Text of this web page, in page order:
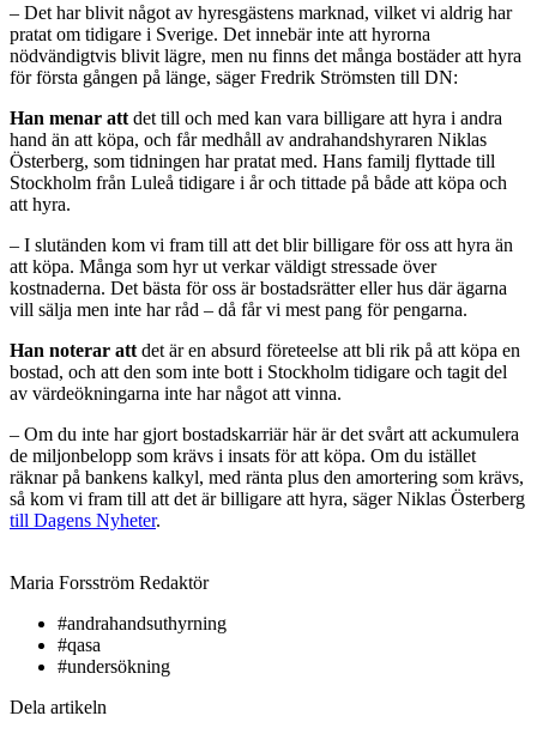
– Det har blivit något av hyresgästens marknad, vilket vi aldrig har
pratat om tidigare i Sverige. Det innebär inte att hyrorna
nödvändigtvis blivit lägre, men nu finns det många bostäder att hyra
för första gången på länge, säger Fredrik Strömsten till DN:
Han menar att det till och med kan vara billigare att hyra i andra
hand än att köpa, och får medhåll av andrahandshyraren Niklas
Österberg, som tidningen har pratat med. Hans familj flyttade till
Stockholm från Luleå tidigare i år och tittade på både att köpa och
att hyra.
– I slutänden kom vi fram till att det blir billigare för oss att hyra än
att köpa. Många som hyr ut verkar väldigt stressade över
kostnaderna. Det bästa för oss är bostadsrätter eller hus där ägarna
vill sälja men inte har råd – då får vi mest pang för pengarna.
Han noterar att det är en absurd företeelse att bli rik på att köpa en
bostad, och att den som inte bott i Stockholm tidigare och tagit del
av värdeökningarna inte har något att vinna.
– Om du inte har gjort bostadskarriär här är det svårt att ackumulera
de miljonbelopp som krävs i insats för att köpa. Om du istället
räknar på bankens kalkyl, med ränta plus den amortering som krävs,
så kom vi fram till att det är billigare att hyra, säger Niklas Österberg
till Dagens Nyheter.
Maria Forsström Redaktör
#andrahandsuthyrning
#qasa
#undersökning
Dela artikeln